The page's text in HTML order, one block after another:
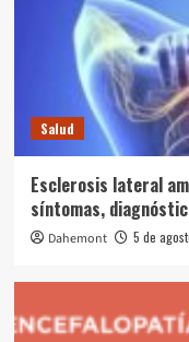
Salud
Esclerosis lateral
síntomas,
Dahemont 5 de